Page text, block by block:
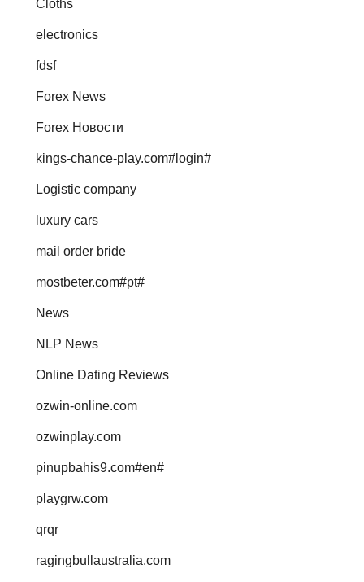
Cloths
electronics
fdsf
Forex News
Forex Новости
kings-chance-play.com#login#
Logistic company
luxury cars
mail order bride
mostbeter.com#pt#
News
NLP News
Online Dating Reviews
ozwin-online.com
ozwinplay.com
pinupbahis9.com#en#
playgrw.com
qrqr
ragingbullaustralia.com